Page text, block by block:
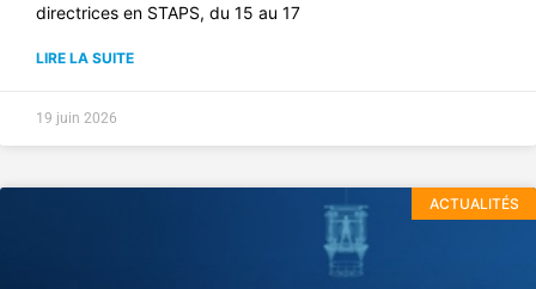
directrices en STAPS, du 15 au 17
LIRE LA SUITE
19 juin 2026
ACTUALITÉS